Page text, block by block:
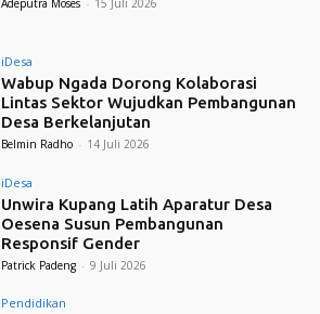
Adeputra Moses - 15 Juli 2026
iDesa
Wabup Ngada Dorong Kolaborasi
Lintas Sektor Wujudkan Pembangunan
Desa Berkelanjutan
Belmin Radho - 14 Juli 2026
iDesa
Unwira Kupang Latih Aparatur Desa
Oesena Susun Pembangunan
Responsif Gender
Patrick Padeng - 9 Juli 2026
Pendidikan